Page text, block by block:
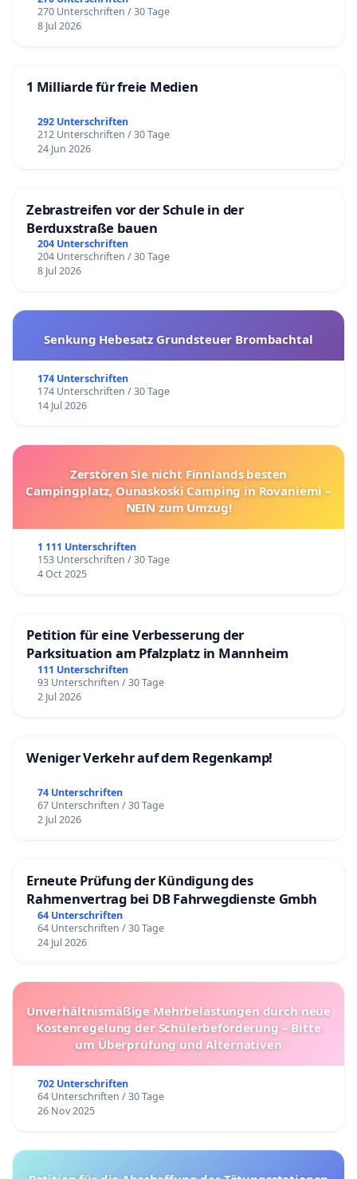
270 Unterschriften / 30 Tage
8 Jul 2026
1 Milliarde für freie Medien
292 Unterschriften
212 Unterschriften / 30 Tage
24 Jun 2026
Zebrastreifen vor der Schule in der
Berduxstraße bauen
204 Unterschriften
204 Unterschriften / 30 Tage
8 Jul 2026
Senkung Hebesatz Grundsteuer Brombachtal
174 Unterschriften
174 Unterschriften / 30 Tage
14 Jul 2026
Zerstören Sie nicht Finnlands besten
Campingplatz, Ounaskoski Camping in Rovaniemi –
NEIN zum Umzug!
1 111 Unterschriften
153 Unterschriften / 30 Tage
4 Oct 2025
Petition für eine Verbesserung der
Parksituation am Pfalzplatz in Mannheim
111 Unterschriften
93 Unterschriften / 30 Tage
2 Jul 2026
Weniger Verkehr auf dem Regenkamp!
74 Unterschriften
67 Unterschriften / 30 Tage
2 Jul 2026
Erneute Prüfung der Kündigung des
Rahmenvertrag bei DB Fahrwegdienste Gmbh
64 Unterschriften
64 Unterschriften / 30 Tage
24 Jul 2026
Unverhältnismäßige Mehrbelastungen durch neue
Kostenregelung der Schülerbeförderung – Bitte
um Überprüfung und Alternativen
702 Unterschriften
64 Unterschriften / 30 Tage
26 Nov 2025